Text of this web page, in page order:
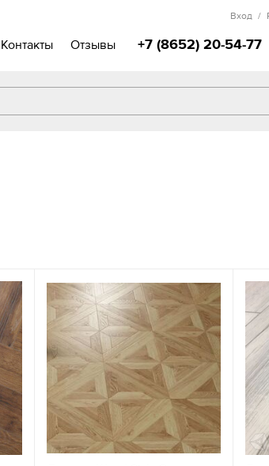
Контакты Отзывы +7 (8652) 20-54-77
Вход /